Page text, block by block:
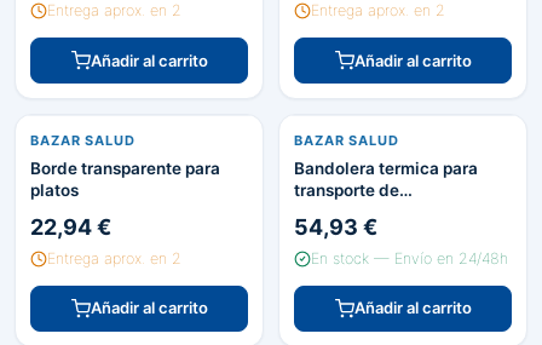
Entrega aprox. en 2
Añadir al carrito
Entrega aprox. en 2
Añadir al carrito
BAZAR SALUD
Borde transparente para
platos
22,94 €
Entrega aprox. en 2
Añadir al carrito
BAZAR SALUD
Bandolera termica para
transporte de
54,93 €
En stock — Envío en 24/48h
Añadir al carrito